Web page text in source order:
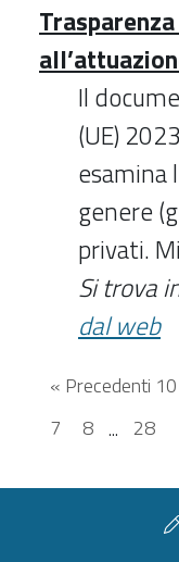
Il
(UE)
esamina
genere
privati.
Si trova
dal web
« Precedenti
7
8 ... 28